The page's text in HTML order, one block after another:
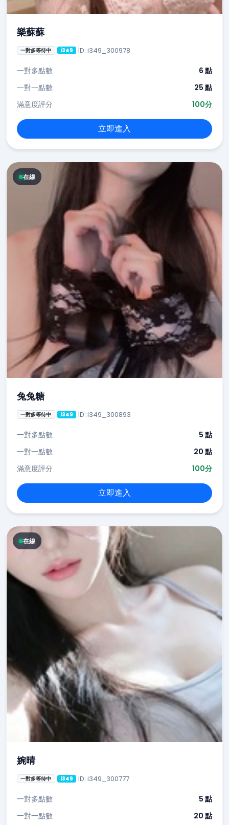
樂蘇蘇
一對多等待中 i349 ID: i349_300978
一對多點數
6 點
一對一點數
25 點
滿意度評分
100分
立即進入
在線
兔兔糖
一對多等待中 i349 ID: i349_300893
一對多點數
5 點
一對一點數
20 點
滿意度評分
100分
立即進入
在線
婉晴
一對多等待中 i349 ID: i349_300777
一對多點數
5 點
一對一點數
20 點